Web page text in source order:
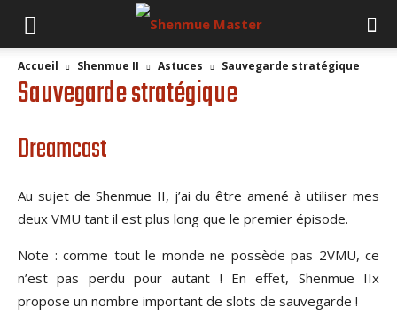
Accueil Shenmue II Astuces Sauvegarde stratégique
Sauvegarde stratégique
Dreamcast
Au sujet de Shenmue II, j’ai du être amené à utiliser mes
deux VMU tant il est plus long que le premier épisode.
Note : comme tout le monde ne possède pas 2VMU, ce
n’est pas perdu pour autant ! En effet, Shenmue IIx
propose un nombre important de slots de sauvegarde !